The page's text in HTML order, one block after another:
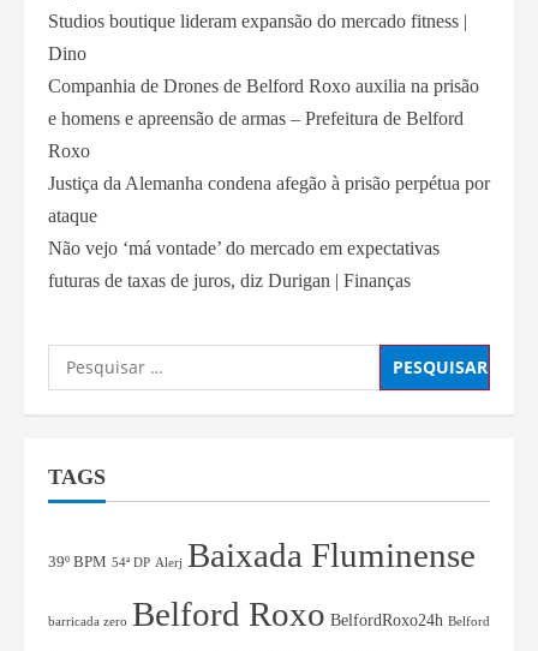
Studios boutique lideram expansão do mercado fitness |
Dino
Companhia de Drones de Belford Roxo auxilia na prisão
e homens e apreensão de armas – Prefeitura de Belford
Roxo
Justiça da Alemanha condena afegão à prisão perpétua por
ataque
Não vejo ‘má vontade’ do mercado em expectativas
futuras de taxas de juros, diz Durigan | Finanças
TAGS
39º BPM 54ª DP Alerj Baixada Fluminense
barricada zero Belford Roxo BelfordRoxo24h Belford